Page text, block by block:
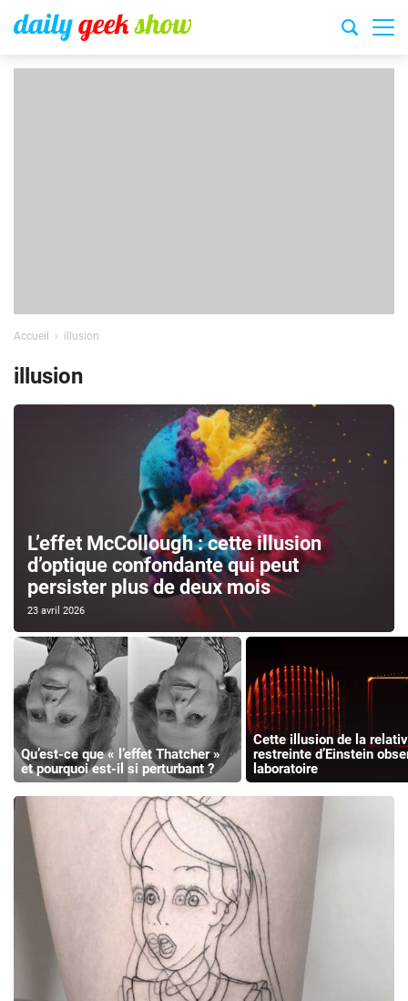
Accueil illusion
illusion
L’effet McCollough : cette illusion
d’optique confondante qui peut
persister plus de deux mois
23 avril 2026
Qu’est-ce que « l’effet Thatcher »
et pourquoi est-il si perturbant ?
Cette illusion de la
restreinte d’Einstein
laboratoire